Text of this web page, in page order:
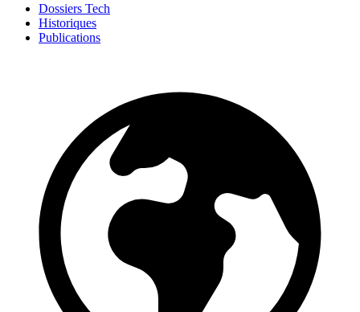
Dossiers Tech
Historiques
Publications